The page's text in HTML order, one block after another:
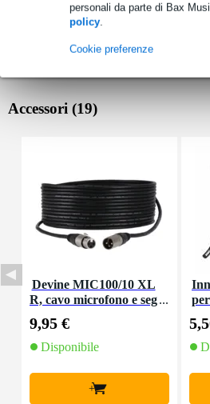
personali da parte di Bax
policy.
Cookie preferenze
Accessori (19)
Devine MIC100/10 XL
R, cavo microfono e seg
9,95 €
Disponibile
+